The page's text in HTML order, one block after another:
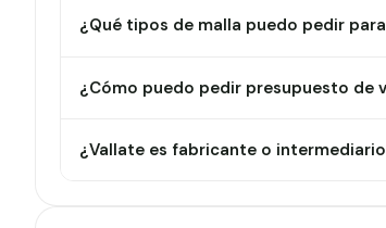
¿Qué tipos de malla puedo pedir
¿Cómo puedo pedir presupuesto de
¿Vallate es fabricante o